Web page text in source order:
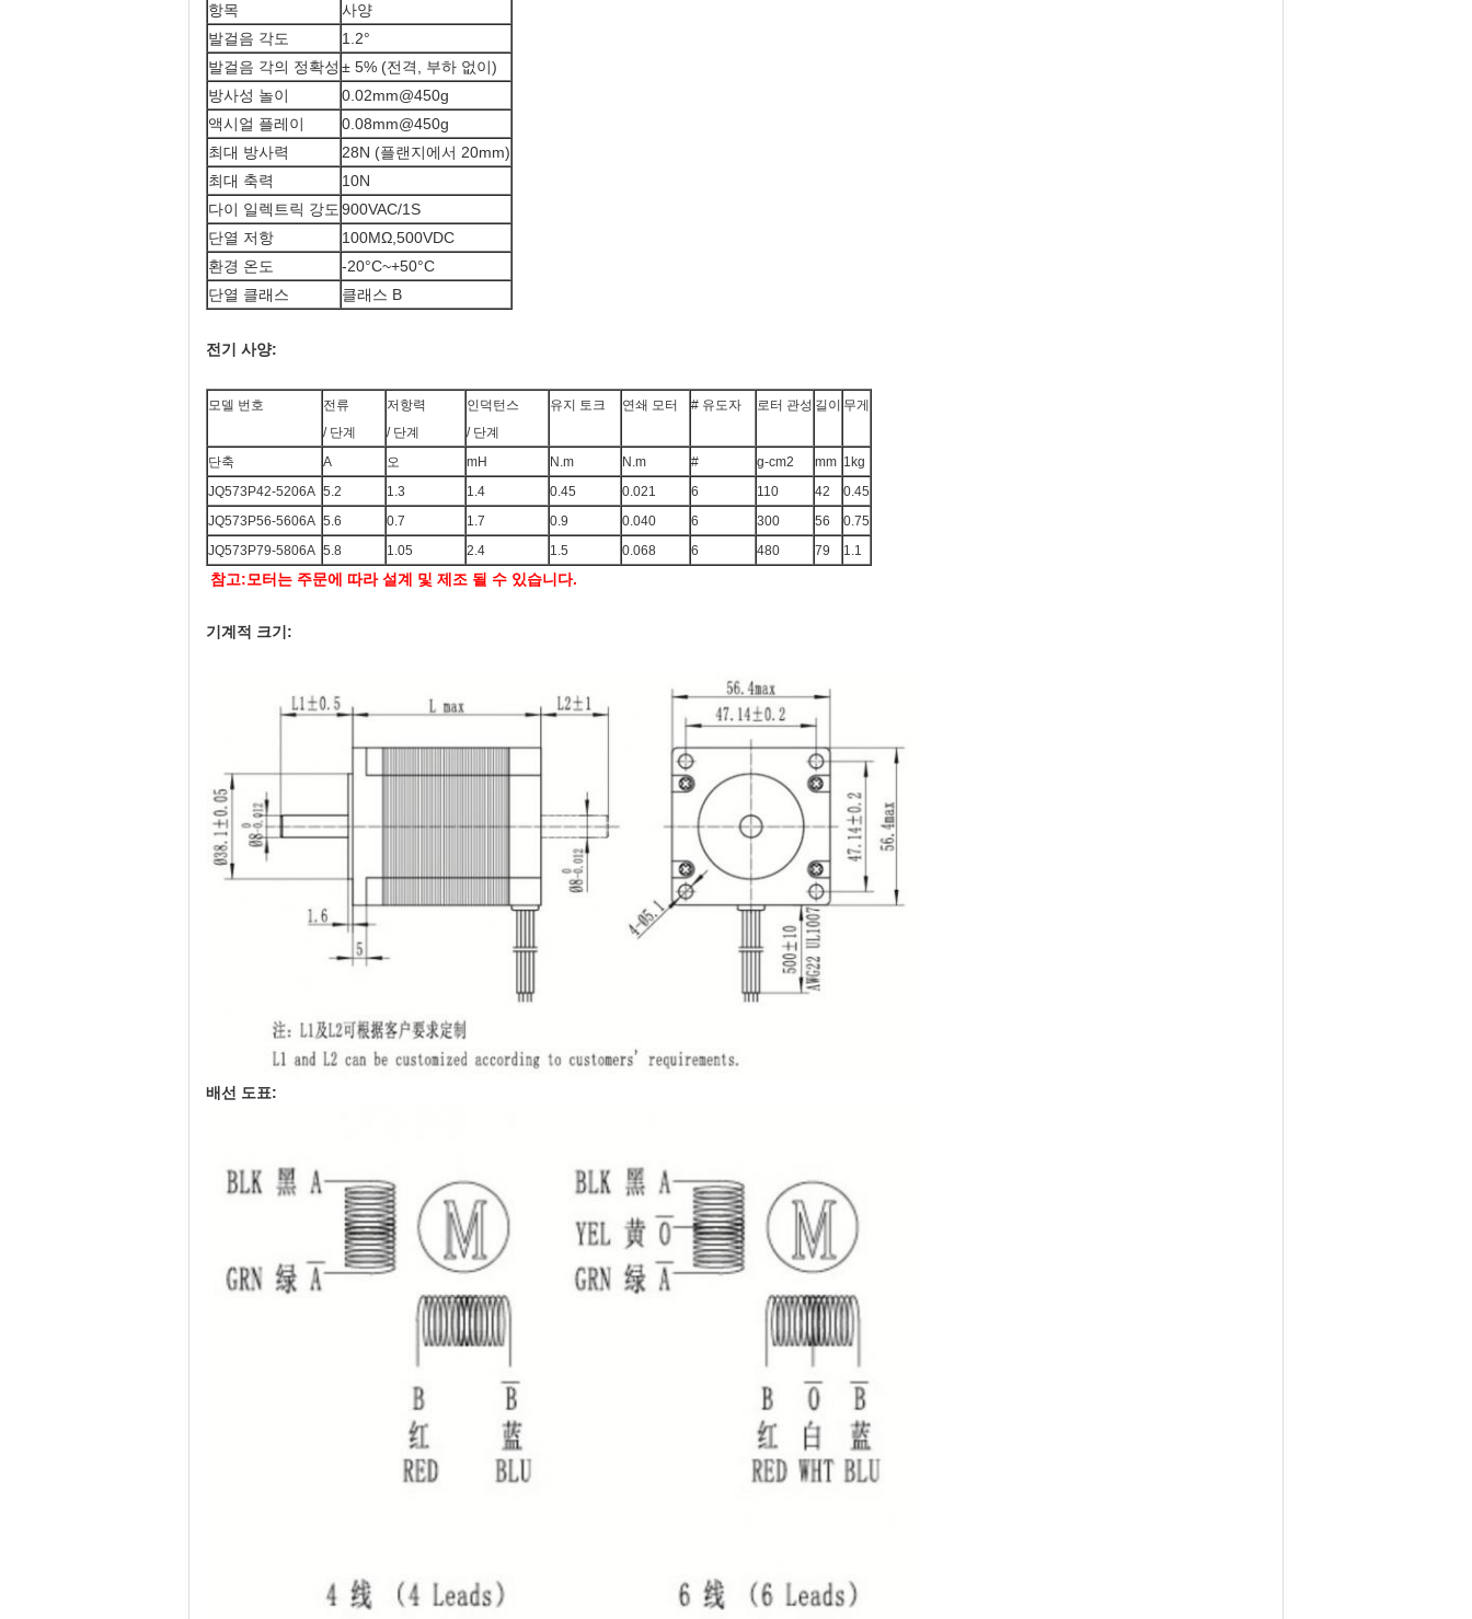
항목
사양
발걸음 각도
1.2°
발걸음 각의 정확성 ± 5% (전격, 부하 없이)
방사성 놀이
0.02mm@450g
액시얼 플레이
0.08mm@450g
최대 방사력
28N (플랜지에서 20mm)
최대 축력
10N
다이 일렉트릭 강도 900VAC/1S
단열 저항
100MΩ,500VDC
환경 온도
-20°C~+50°C
단열 클래스
클래스 B
전기 사양:
모델 번호
전류
/ 단계
저항력
/ 단계
인덕턴스
/ 단계
유지 토크 연쇄 모터 # 유도자 로터 관성 길이 무게
단축 A 오 mH N.m N.m # g-cm2 mm 1kg
JQ573P42-5206A 5.2 1.3 1.4 0.45 0.021 6 110 42
0.45
JQ573P56-5606A 5.6 0.7 1.7 0.9 0.040 6 300 56
0.75
JQ573P79-5806A 5.8 1.05 2.4 1.5 0.068 6 480 79 1.1
참고:모터는 주문에 따라 설계 및 제조 될 수 있습니다.
기계적 크기:
배선 도표: